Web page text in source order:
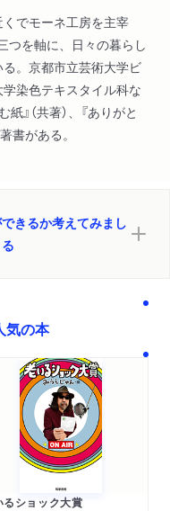
でモーネ工房を主宰
三つを軸に、日々の暮らし
。京都市立芸術大学ビ
染色テキスタイル科な
』（共著）、『ありがと
書がある。
きるか考えてみまし
気の本
るショック大賞